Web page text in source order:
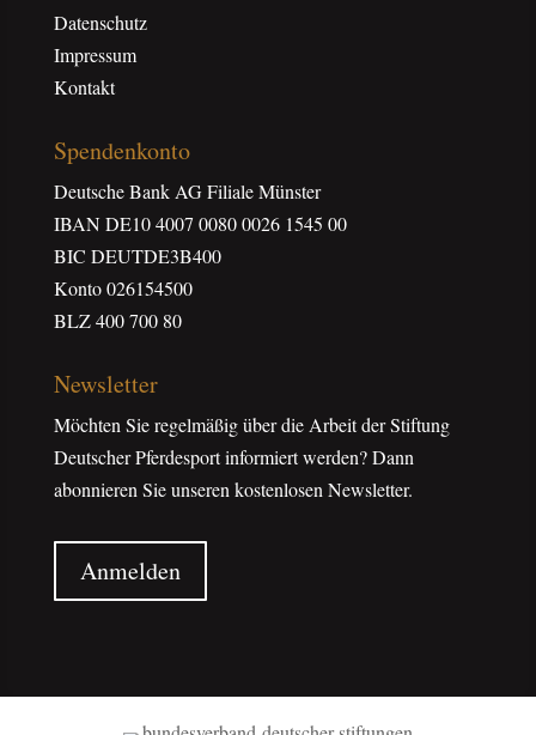
Datenschutz
Impressum
Kontakt
Spendenkonto
Deutsche Bank AG Filiale Münster
IBAN DE10 4007 0080 0026 1545 00
BIC DEUTDE3B400
Konto 026154500
BLZ 400 700 80
Newsletter
Möchten Sie regelmäßig über die Arbeit der Stiftung
Deutscher Pferdesport informiert werden? Dann
abonnieren Sie unseren kostenlosen Newsletter.
Anmelden